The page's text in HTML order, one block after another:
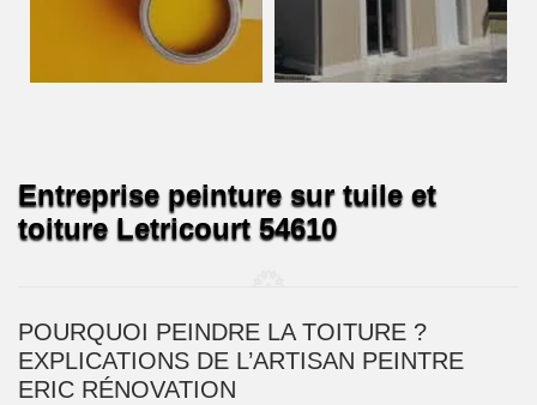
Entreprise peinture sur tuile et
toiture Letricourt 54610
POURQUOI PEINDRE LA TOITURE ?
EXPLICATIONS DE L’ARTISAN PEINTRE
ERIC RÉNOVATION